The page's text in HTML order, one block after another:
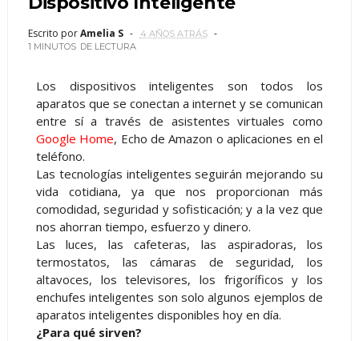
Escrito porAmelia S
4 AÑOS ATRÁS
1 MINUTOS DE LECTURA
Los dispositivos inteligentes son todos los
aparatos que se conectan a internet y se comunican
entre sí a través de asistentes virtuales como
Google Home, Echo de Amazon o aplicaciones en el
teléfono.
Las tecnologías inteligentes seguirán mejorando su
vida cotidiana, ya que nos proporcionan más
comodidad, seguridad y sofisticación; y a la vez que
nos ahorran tiempo, esfuerzo y dinero.
Las luces, las cafeteras, las aspiradoras, los
termostatos, las cámaras de seguridad, los
altavoces, los televisores, los frigoríficos y los
enchufes inteligentes son solo algunos ejemplos de
aparatos inteligentes disponibles hoy en día.
¿Para qué sirven?